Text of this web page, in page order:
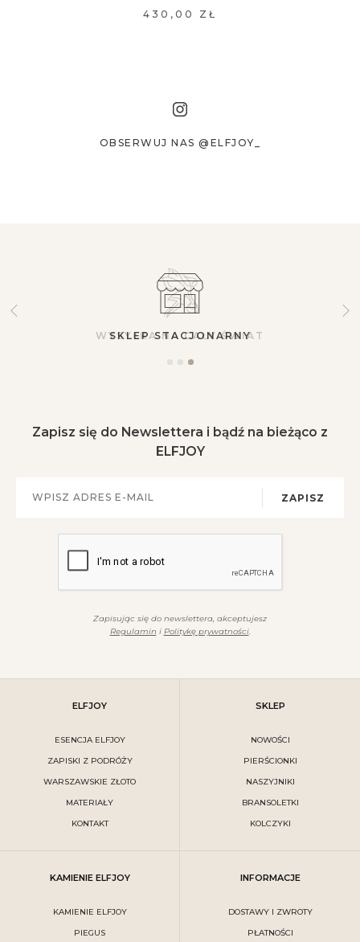
430,00 ZŁ
OBSERWUJ NAS @ELFJOY_
SKLEP STACJONARNY
Zapisz się do Newslettera i bądź na bieżąco z
ELFJOY
ZAPISZ
Zapisując się do newslettera, akceptujesz
Regulamin i Politykę prywatności.
ELFJOY
ESENCJA ELFJOY
ZAPISKI Z PODRÓŻY
WARSZAWSKIE ZŁOTO
MATERIAŁY
KONTAKT
SKLEP
NOWOŚCI
PIERŚCIONKI
NASZYJNIKI
BRANSOLETKI
KOLCZYKI
KAMIENIE ELFJOY
KAMIENIE ELFJOY
PIEGUS
INFORMACJE
DOSTAWY I ZWROTY
PŁATNOŚCI